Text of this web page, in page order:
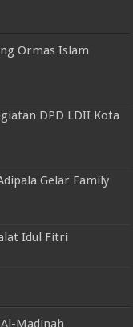
Ormas Islam
DPD LDII Kota
Gelar Family
Idul Fitri
Madinah